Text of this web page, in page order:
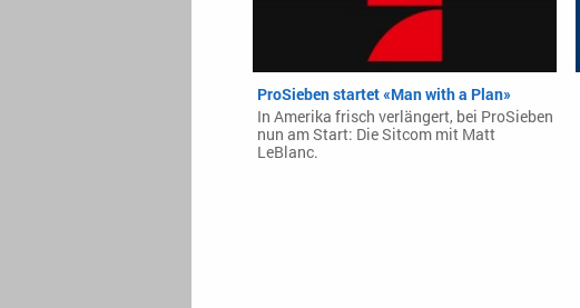
ProSieben startet «Man with a Plan»
In Amerika frisch verlängert, bei ProSieben
nun am Start: Die Sitcom mit Matt
LeBlanc.